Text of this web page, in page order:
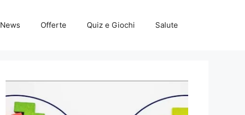
News Offerte Quiz e Giochi Salute